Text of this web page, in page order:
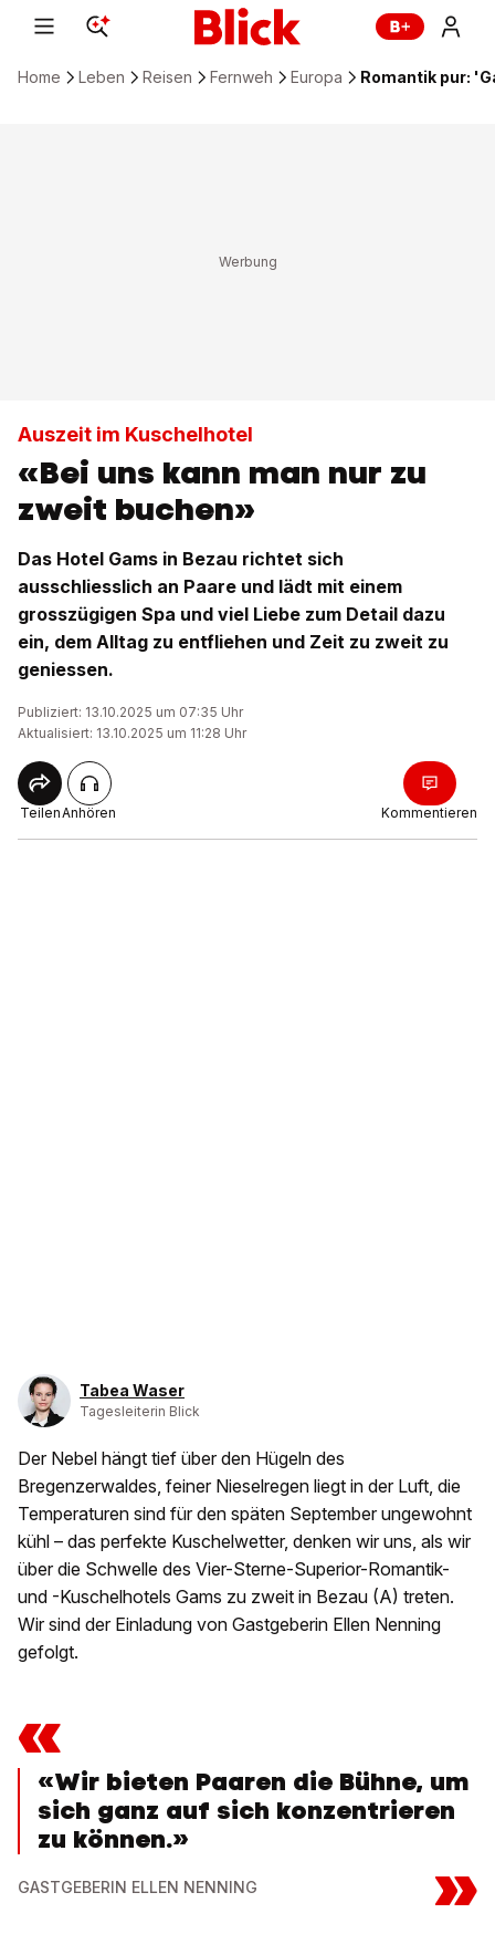
Home Leben Reisen Fernweh Europa Romantik pur:
Auszeit im Kuschelhotel
«Bei uns kann man nur zu
zweit buchen»
Das Hotel Gams in Bezau richtet sich
ausschliesslich an Paare und lädt mit einem
grosszügigen Spa und viel Liebe zum Detail dazu
ein, dem Alltag zu entfliehen und Zeit zu zweit zu
geniessen.
Publiziert: 13.10.2025 um 07:35 Uhr
Aktualisiert: 13.10.2025 um 11:28 Uhr
TeilenAnhören Kommentieren
Tabea Waser
Tagesleiterin Blick
Der Nebel hängt tief über den Hügeln des
Bregenzerwaldes, feiner Nieselregen liegt in der Luft, die
Temperaturen sind für den späten September ungewohnt
kühl – das perfekte Kuschelwetter, denken wir uns, als wir
über die Schwelle des Vier-Sterne-Superior-Romantik-
und -Kuschelhotels Gams zu zweit in Bezau (A) treten.
Wir sind der Einladung von Gastgeberin Ellen Nenning
gefolgt.
«
«Wir bieten Paaren die Bühne, um
sich ganz auf sich konzentrieren
zu können.»
GASTGEBERIN ELLEN NENNING »